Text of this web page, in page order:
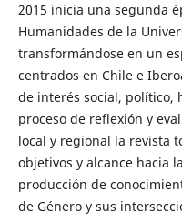
2015 inicia una segunda
Humanidades de la
transformándose en un
centrados en Chile e
de interés social, político,
proceso de reflexión y
local y regional la revista
objetivos y alcance hacia
producción de
de Género y sus